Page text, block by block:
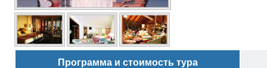
Программа и стоимость тура